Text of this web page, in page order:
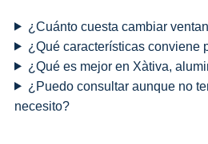
¿Cuánto cuesta cambiar
¿Qué características conviene
¿Qué es mejor en Xàtiva,
¿Puedo consultar aunque no
necesito?